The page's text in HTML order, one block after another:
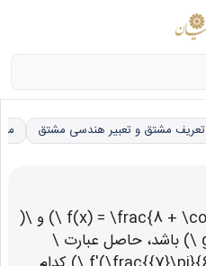
تعریف مشتق و تعبیر هندسی مشتق
اگر \( f(x) = \frac{8 + \cos^3 x}{4 - \cos^2 x} \) و \(
g(x) = \frac{2}{2 - \cos x} \) باشد، حاصل عبارت \